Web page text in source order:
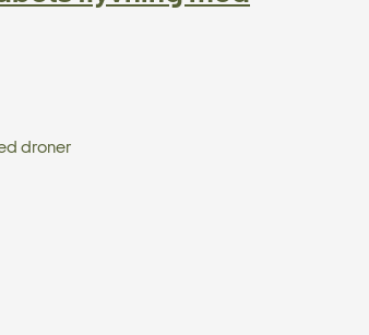
droner